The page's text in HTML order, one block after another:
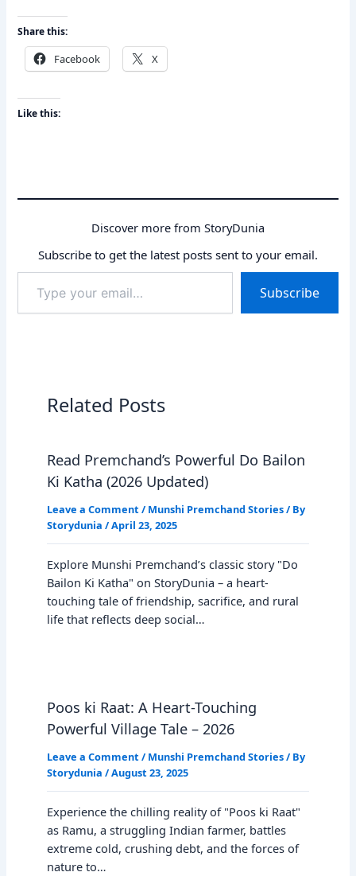
Share this:
Facebook X
Like this:
Discover more from StoryDunia
Subscribe to get the latest posts sent to your email.
your
email…
Subscribe
Related Posts
Read Premchand’s Powerful Do Bailon
Ki Katha (2026 Updated)
Leave a Comment / Munshi Premchand Stories/ By
Storydunia /April 23, 2025
Explore Munshi Premchand’s classic story "Do
Bailon Ki Katha" on StoryDunia – a heart-
touching tale of friendship, sacrifice, and rural
life that reflects deep social…
Poos ki Raat: A Heart-Touching
Powerful Village Tale – 2026
Leave a Comment / Munshi Premchand Stories/ By
Storydunia /August 23, 2025
Experience the chilling reality of "Poos ki Raat"
as Ramu, a struggling Indian farmer, battles
extreme cold, crushing debt, and the forces of
nature to…